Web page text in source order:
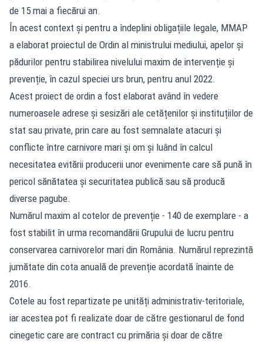
de 15 mai a fiecărui an.
În acest context și pentru a îndeplini obligațiile legale, MMAP
a elaborat proiectul de Ordin al ministrului mediului, apelor și
pădurilor pentru stabilirea nivelului maxim de intervenție și
prevenție, în cazul speciei urs brun, pentru anul 2022.
Acest proiect de ordin a fost elaborat având în vedere
numeroasele adrese și sesizări ale cetățenilor și instituțiilor de
stat sau private, prin care au fost semnalate atacuri și
conflicte între carnivore mari și om și luând în calcul
necesitatea evitării producerii unor evenimente care să pună în
pericol sănătatea și securitatea publică sau să producă
diverse pagube.
Numărul maxim al cotelor de prevenție - 140 de exemplare - a
fost stabilit în urma recomandării Grupului de lucru pentru
conservarea carnivorelor mari din România. Numărul reprezintă
jumătate din cota anuală de prevenție acordată înainte de
2016.
Cotele au fost repartizate pe unități administrativ-teritoriale,
iar acestea pot fi realizate doar de către gestionarul de fond
cinegetic care are contract cu primăria și doar de către